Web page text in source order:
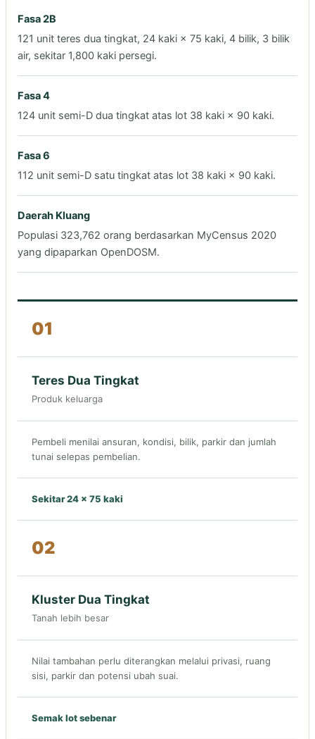
Fasa 2B
121 unit teres dua tingkat, 24 kaki × 75 kaki, 4 bilik, 3 bilik
air, sekitar 1,800 kaki persegi.
Fasa 4
124 unit semi-D dua tingkat atas lot 38 kaki × 90 kaki.
Fasa 6
112 unit semi-D satu tingkat atas lot 38 kaki × 90 kaki.
Daerah Kluang
Populasi 323,762 orang berdasarkan MyCensus 2020
yang dipaparkan OpenDOSM.
01
Teres Dua Tingkat
Produk keluarga
Pembeli menilai ansuran, kondisi, bilik, parkir dan jumlah
tunai selepas pembelian.
Sekitar 24 × 75 kaki
02
Kluster Dua Tingkat
Tanah lebih besar
Nilai tambahan perlu diterangkan melalui privasi, ruang
sisi, parkir dan potensi ubah suai.
Semak lot sebenar